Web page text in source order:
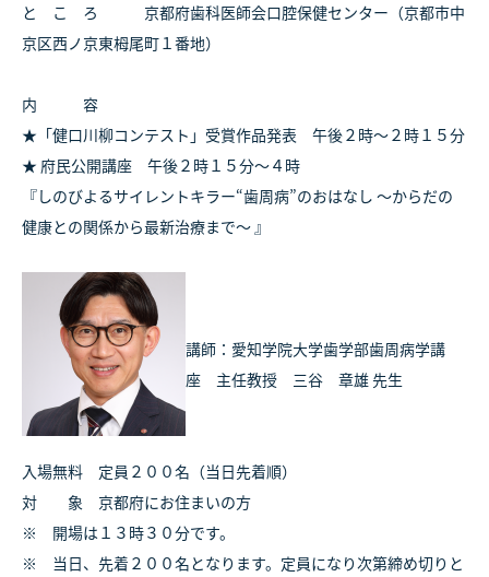
と こ ろ 京都府歯科医師会口腔保健センター（京都市中
京区西ノ京東栂尾町１番地）
内 容
★「健口川柳コンテスト」受賞作品発表 午後２時～２時１５分
★ 府民公開講座 午後２時１５分～４時
『しのびよるサイレントキラー“歯周病”のおはなし 〜からだの
健康との関係から最新治療まで〜 』
講師：愛知学院大学歯学部歯周病学講
座 主任教授 三谷 章雄 先生
入場無料 定員２００名（当日先着順）
対 象 京都府にお住まいの方
※ 開場は１３時３０分です。
※ 当日、先着２００名となります。定員になり次第締め切りと